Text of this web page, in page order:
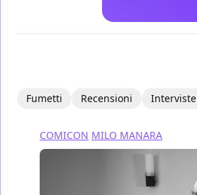
Fumetti Recensioni Interviste
COMICON MILO MANARA